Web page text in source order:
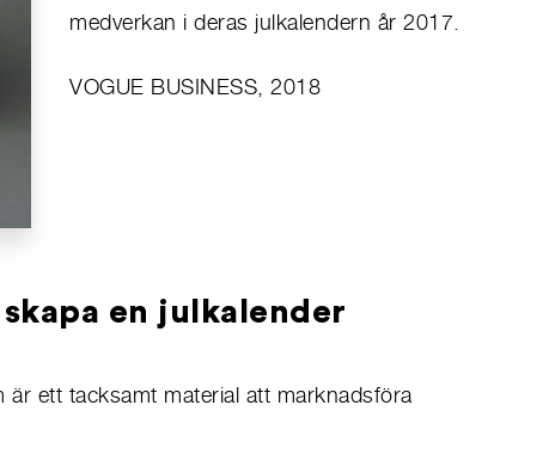
medverkan i deras julkalendern år 2017.
VOGUE BUSINESS, 2018
en julkalender
är ett tacksamt material att marknadsföra